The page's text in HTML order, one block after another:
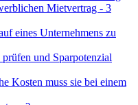
Mietvertrag - 3
eines Unternehmens zu
und Sparpotenzial
Kosten muss sie bei einem